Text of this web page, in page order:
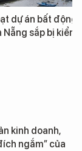
dự án bất động
Nẵng sắp bị kiểm
kinh doanh,
ngắm” của